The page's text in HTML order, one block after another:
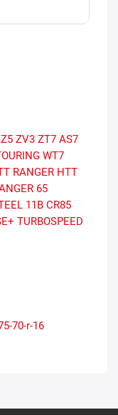
ZV3 ZT7 AS7
WT7
RANGER HTT
65
11B CR85
TURBOSPEED
70-r-16